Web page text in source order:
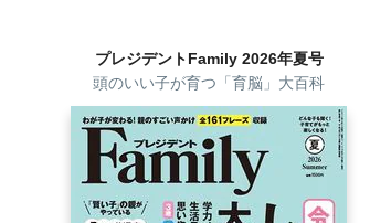
プレジデントFamily 2026年夏号
頭のいい子が育つ「育脳」大百科